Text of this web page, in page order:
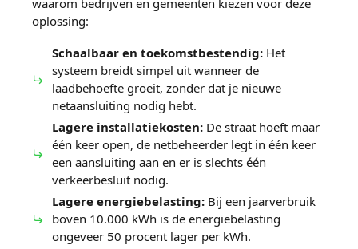
waarom bedrijven en gemeenten kiezen voor deze
oplossing:
Schaalbaar en toekomstbestendig: Het
systeem breidt simpel uit wanneer de
laadbehoefte groeit, zonder dat je nieuwe
netaansluiting nodig hebt.
Lagere installatiekosten: De straat hoeft maar
één keer open, de netbeheerder legt in één keer
een aansluiting aan en er is slechts één
verkeerbesluit nodig.
Lagere energiebelasting: Bij een jaarverbruik
boven 10.000 kWh is de energiebelasting
ongeveer 50 procent lager per kWh.